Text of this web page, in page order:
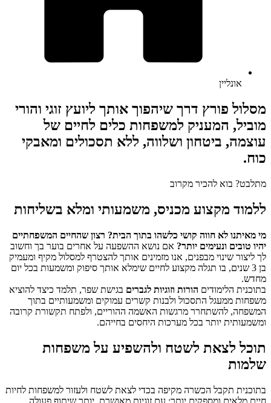
אונליין
מסלול פורץ דרך שיהפוך אותך ליועץ זוגי והורי
מוביל, המעניק למשפחות כלים לחיים של
עוצמה, ביטחון ושלווה, ללא תסכולים ומאבקי
כוח.
מתלבט? בוא להכיר מקרוב
ללמוד מקצוע מכניס, משמעותי ומלא בשליחות
מי מאיתנו לא חווה קושי כלשהו בתוך הבית? רצון שהחיים המשפחתיים
יהיו טובים ונעימים יותר? אם נושא ההשפעה על אחרים בוער בך וחשוב
לך ליצור שינוי מבפנים, אנו מזמינים אותך להצטרף למסלול מקיף ומעמיק
בן 3 שנים, בו תגלה
מקצוע לחיים שימלא אותך סיפוק ומשמעות בכל יום
מחדש.
בתוכנית הלימודים הורות וזוגיות לגברים בגישת שפר, תלמד כיצד להוציא
משפחות ממעגל התסכול ולבנות קשרים עמוקים ומשמעותיים בתוך
המשפחה, להשתחרר מרגשות האשמה ההוריים, ולפתח תקשורת קרובה
ומשמעותית יותר בכל מערכות היחסים בחייהם.
תוכל לצאת לשטח ולהשפיע על משפחות
שלמות
בתוכנית תקבל הכשרה מקיפה בכדי לצאת לשטח ולעזור למשפחות לחיות
חיים מלאים ומספקים יותר: עם זוגיות מאושרת, יותר שיתוף פעולה